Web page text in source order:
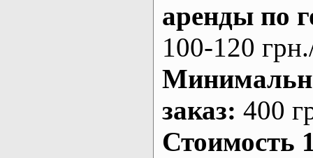
аренды по
100-120
заказ: 400
Стоимость